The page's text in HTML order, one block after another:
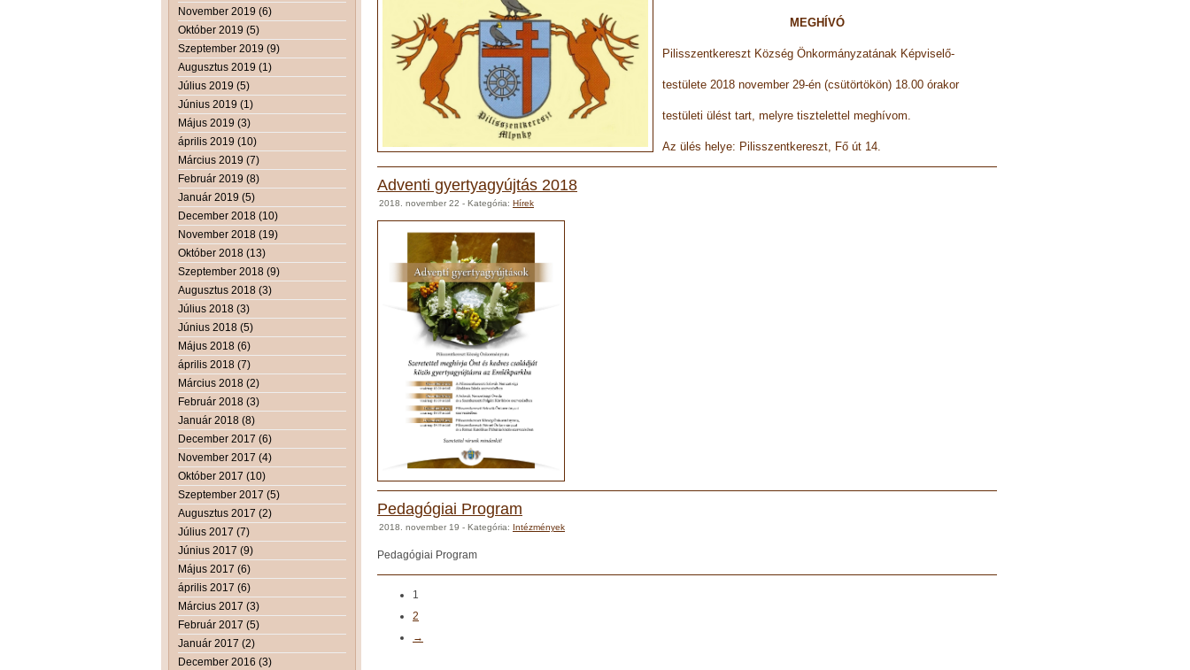
November 2019 (6)
Október 2019 (5)
Szeptember 2019 (9)
Augusztus 2019 (1)
Július 2019 (5)
Június 2019 (1)
Május 2019 (3)
április 2019 (10)
Március 2019 (7)
Február 2019 (8)
Január 2019 (5)
December 2018 (10)
November 2018 (19)
Október 2018 (13)
Szeptember 2018 (9)
Augusztus 2018 (3)
Július 2018 (3)
Június 2018 (5)
Május 2018 (6)
április 2018 (7)
Március 2018 (2)
Február 2018 (3)
Január 2018 (8)
December 2017 (6)
November 2017 (4)
Október 2017 (10)
Szeptember 2017 (5)
Augusztus 2017 (2)
Július 2017 (7)
Június 2017 (9)
Május 2017 (6)
április 2017 (6)
Március 2017 (3)
Február 2017 (5)
Január 2017 (2)
December 2016 (3)
MEGHÍVÓ
Pilisszentkereszt Község Önkormányzatának Képviselő-
testülete 2018 november 29-én (csütörtökön) 18.00 órakor
testületi ülést tart, melyre tisztelettel meghívom.
Az ülés helye: Pilisszentkereszt, Fő út 14.
Adventi gyertyagyújtás 2018
2018. november 22 - Kategória: Hírek
Pedagógiai Program
2018. november 19 - Kategória: Intézmények
Pedagógiai Program
1
2
→